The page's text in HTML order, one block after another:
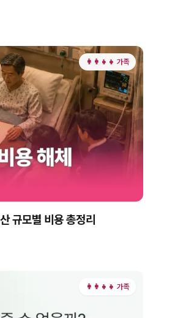
👩‍👩‍👧‍👧 가족
규모별 비용 총정리
👩‍👩‍👧‍👧 가족